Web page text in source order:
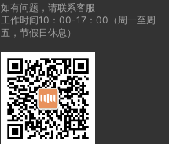
如有问题，请联系客服
工作时间10：00-17：00（周一至周
五，节假日休息）